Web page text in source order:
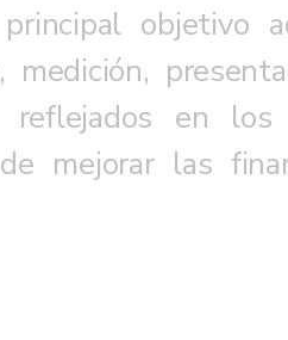
objetivo
en los
mejorar las